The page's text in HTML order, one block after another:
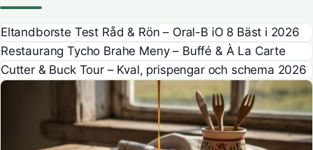
Eltandborste Test Råd & Rön – Oral-B iO 8 Bäst i 2026
Restaurang Tycho Brahe Meny – Buffé & À La Carte
Cutter & Buck Tour – Kval, prispengar och schema 2026